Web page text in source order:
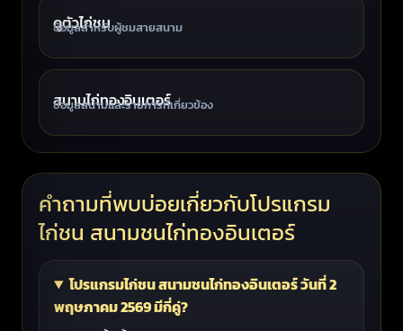
ดูตัวไก่ชน
ข้อมูลสำหรับผู้ชมสายสนาม
สนามไก่ทองอินเตอร์
ข้อมูลสนามและรายการที่เกี่ยวข้อง
คำถามที่พบบ่อยเกี่ยวกับโปรแกรม
ไก่ชน สนามชนไก่ทองอินเตอร์
โปรแกรมไก่ชน สนามชนไก่ทองอินเตอร์ วันที่ 2
พฤษภาคม 2569 มีกี่คู่?